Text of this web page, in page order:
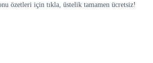
özetleri için tıkla, üstelik tamamen ücretsiz!